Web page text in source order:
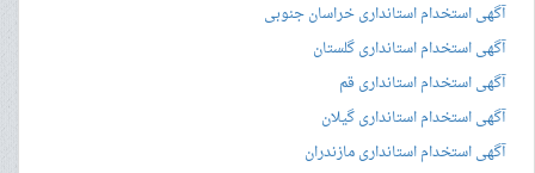
آگهی استخدام استانداری خراسان جنوبی
آگهی استخدام استانداری گلستان
آگهی استخدام استانداری قم
آگهی استخدام استانداری گیلان
آگهی استخدام استانداری مازندران